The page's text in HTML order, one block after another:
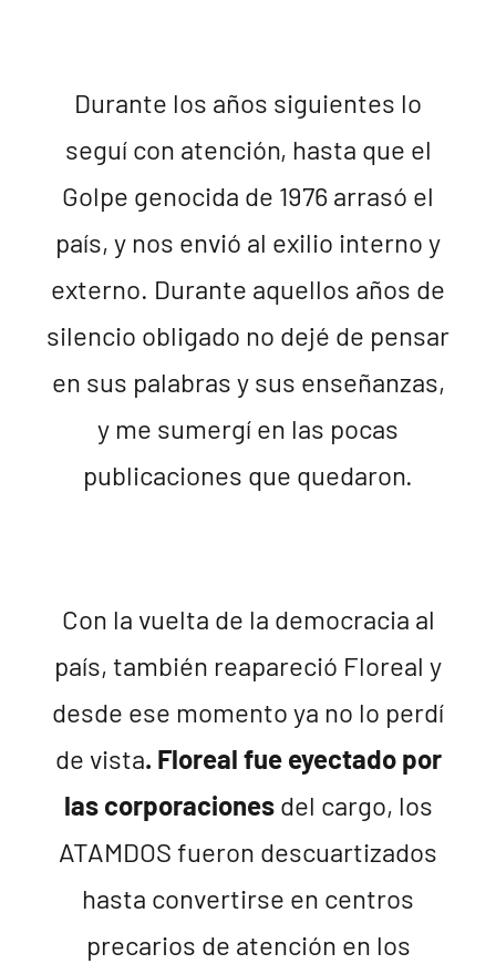
Durante los años siguientes lo
seguí con atención, hasta que el
Golpe genocida de 1976 arrasó el
país, y nos envió al exilio interno y
externo. Durante aquellos años de
silencio obligado no dejé de pensar
en sus palabras y sus enseñanzas,
y me sumergí en las pocas
publicaciones que quedaron.
Con la vuelta de la democracia al
país, también reapareció Floreal y
desde ese momento ya no lo perdí
de vista. Floreal fue eyectado por
las corporacionesdel cargo, los
ATAMDOS fueron descuartizados
hasta convertirse en centros
precarios de atención en los